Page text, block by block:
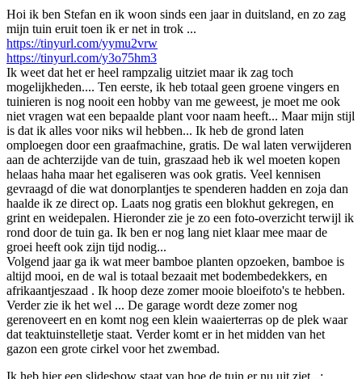
Hoi ik ben Stefan en ik woon sinds een jaar in duitsland, en zo zag
mijn tuin eruit toen ik er net in trok ...
https://tinyurl.com/yymu2vrw
https://tinyurl.com/y3o75hm3
Ik weet dat het er heel rampzalig uitziet maar ik zag toch
mogelijkheden.... Ten eerste, ik heb totaal geen groene vingers en
tuinieren is nog nooit een hobby van me geweest, je moet me ook
niet vragen wat een bepaalde plant voor naam heeft... Maar mijn stijl
is dat ik alles voor niks wil hebben... Ik heb de grond laten
omploegen door een graafmachine, gratis. De wal laten verwijderen
aan de achterzijde van de tuin, graszaad heb ik wel moeten kopen
helaas haha maar het egaliseren was ook gratis. Veel kennisen
gevraagd of die wat donorplantjes te spenderen hadden en zoja dan
haalde ik ze direct op. Laats nog gratis een blokhut gekregen, en
grint en weidepalen. Hieronder zie je zo een foto-overzicht terwijl ik
rond door de tuin ga. Ik ben er nog lang niet klaar mee maar de
groei heeft ook zijn tijd nodig...
Volgend jaar ga ik wat meer bamboe planten opzoeken, bamboe is
altijd mooi, en de wal is totaal bezaait met bodembedekkers, en
afrikaantjeszaad . Ik hoop deze zomer mooie bloeifoto's te hebben.
Verder zie ik het wel ... De garage wordt deze zomer nog
gerenoveert en en komt nog een klein waaierterras op de plek waar
dat teaktuinstelletje staat. Verder komt er in het midden van het
gazon een grote cirkel voor het zwembad.
Ik heb hier een slideshow staat van hoe de tuin er nu uit ziet...: